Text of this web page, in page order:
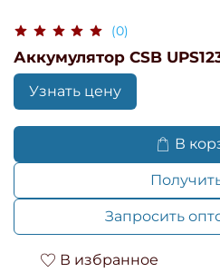
(0)
Аккумулятор CSB
Узнать цену
В
Запросить
В избранное